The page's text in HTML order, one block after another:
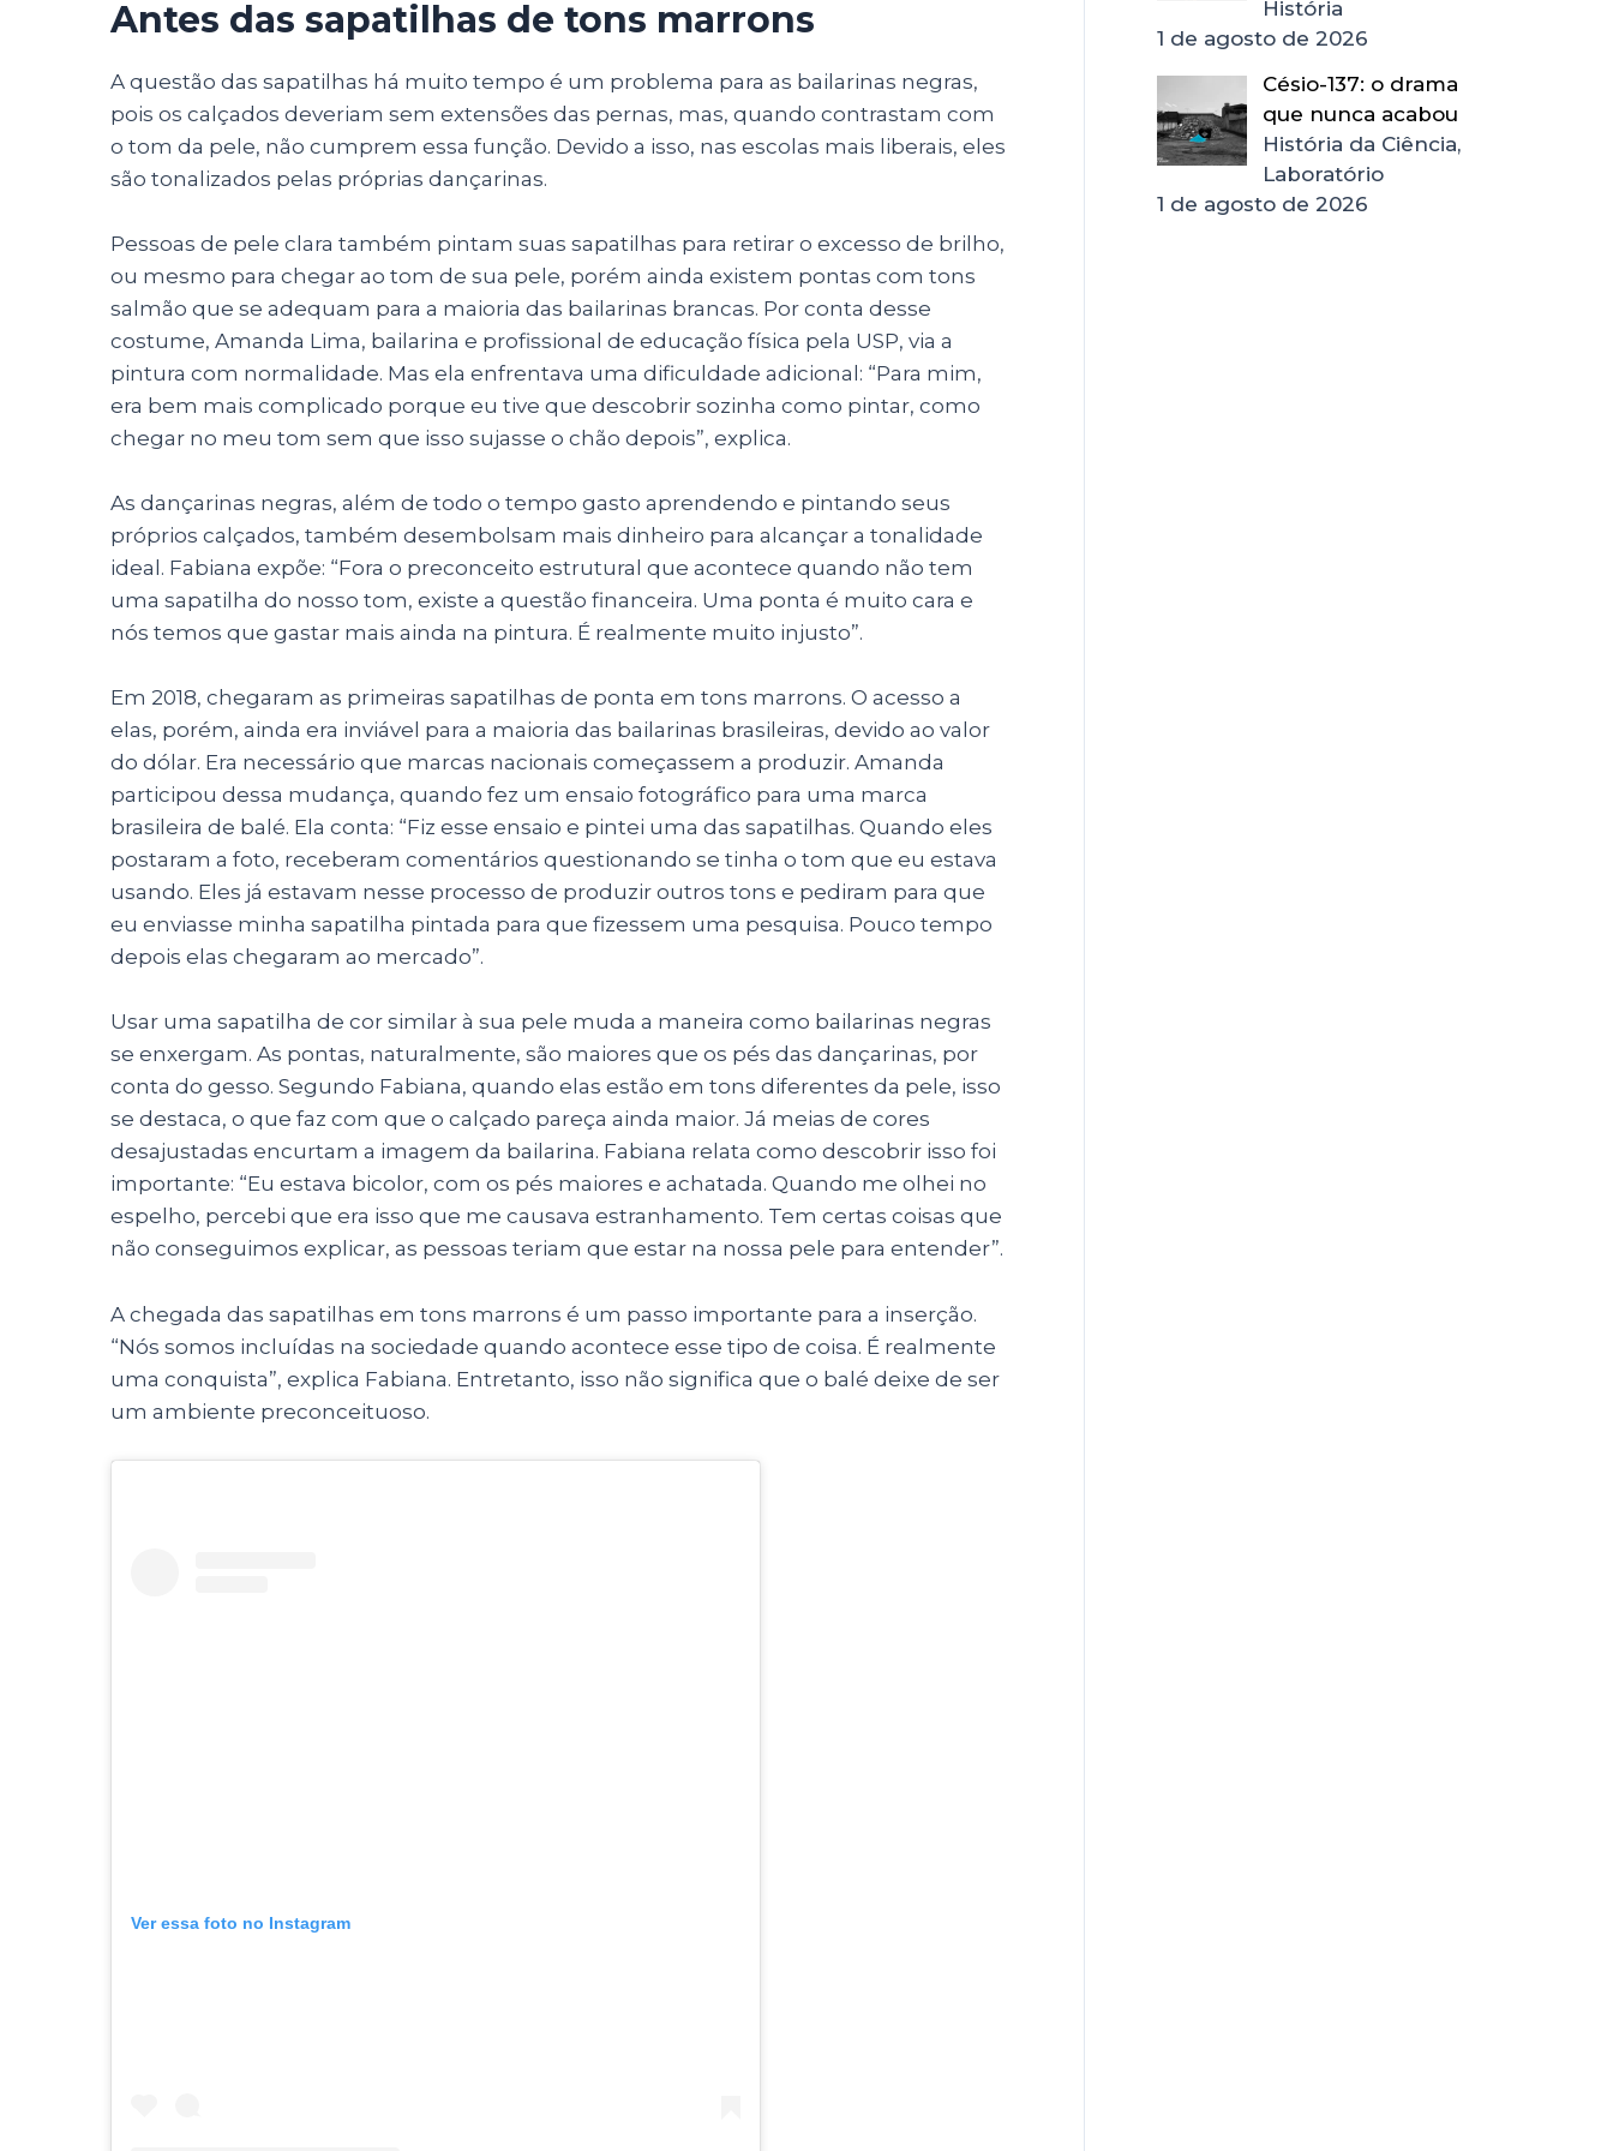
Antes das sapatilhas de tons marrons
A questão das sapatilhas há muito tempo é um problema para as bailarinas negras,
pois os calçados deveriam sem extensões das pernas, mas, quando contrastam com
o tom da pele, não cumprem essa função. Devido a isso, nas escolas mais liberais, eles
são tonalizados pelas próprias dançarinas.
Pessoas de pele clara também pintam suas sapatilhas para retirar o excesso de brilho,
ou mesmo para chegar ao tom de sua pele, porém ainda existem pontas com tons
salmão que se adequam para a maioria das bailarinas brancas. Por conta desse
costume, Amanda Lima, bailarina e profissional de educação física pela USP, via a
pintura com normalidade. Mas ela enfrentava uma dificuldade adicional: “Para mim,
era bem mais complicado porque eu tive que descobrir sozinha como pintar, como
chegar no meu tom sem que isso sujasse o chão depois”, explica.
As dançarinas negras, além de todo o tempo gasto aprendendo e pintando seus
próprios calçados, também desembolsam mais dinheiro para alcançar a tonalidade
ideal. Fabiana expõe: “Fora o preconceito estrutural que acontece quando não tem
uma sapatilha do nosso tom, existe a questão financeira. Uma ponta é muito cara e
nós temos que gastar mais ainda na pintura. É realmente muito injusto”.
Em 2018, chegaram as primeiras sapatilhas de ponta em tons marrons. O acesso a
elas, porém, ainda era inviável para a maioria das bailarinas brasileiras, devido ao valor
do dólar. Era necessário que marcas nacionais começassem a produzir. Amanda
participou dessa mudança, quando fez um ensaio fotográfico para uma marca
brasileira de balé. Ela conta: “Fiz esse ensaio e pintei uma das sapatilhas. Quando eles
postaram a foto, receberam comentários questionando se tinha o tom que eu estava
usando. Eles já estavam nesse processo de produzir outros tons e pediram para que
eu enviasse minha sapatilha pintada para que fizessem uma pesquisa. Pouco tempo
depois elas chegaram ao mercado”.
Usar uma sapatilha de cor similar à sua pele muda a maneira como bailarinas negras
se enxergam. As pontas, naturalmente, são maiores que os pés das dançarinas, por
conta do gesso. Segundo Fabiana, quando elas estão em tons diferentes da pele, isso
se destaca, o que faz com que o calçado pareça ainda maior. Já meias de cores
desajustadas encurtam a imagem da bailarina. Fabiana relata como descobrir isso foi
importante: “Eu estava bicolor, com os pés maiores e achatada. Quando me olhei no
espelho, percebi que era isso que me causava estranhamento. Tem certas coisas que
não conseguimos explicar, as pessoas teriam que estar na nossa pele para entender”.
A chegada das sapatilhas em tons marrons é um passo importante para a inserção.
“Nós somos incluídas na sociedade quando acontece esse tipo de coisa. É realmente
uma conquista”, explica Fabiana. Entretanto, isso não significa que o balé deixe de ser
um ambiente preconceituoso.
Ver essa foto no Instagram
História
1 de agosto de 2026
Césio-137: o drama
que nunca acabou
História da Ciência,
Laboratório
1 de agosto de 2026